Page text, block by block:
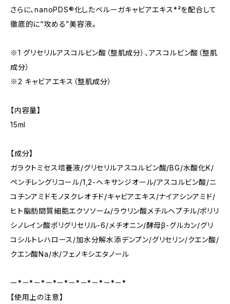
さらに、nanoPDS®化したベルーガキャビアエキス*²を配合して
徹底的に“攻める”美容液。
※1 グリセリルアスコルビン酸（整肌成分）、アスコルビン酸（整肌
成分）
※2 キャビアエキス（整肌成分）
【内容量】
15ml
【成分】
ガラクトミセス培養液/グリセリルアスコルビン酸/BG/水酸化K/
ペンチレングリコール/1,2-ヘキサンジオール/アスコルビン酸/ニ
コチンアミドモノヌクレオチド/キャビアエキス/ナイアシンアミド/
ヒト脂肪間質細胞エクソソーム/ラウリン酸メチルヘプチル/ポリリ
シノレイン酸ポリグリセリル-6/メチオニン/酵母β-グルカン/グリ
コシルトレハロース/加水分解水添デンプン/グリセリン/クエン酸/
クエン酸Na/水/フェノキシエタノール
ー*－*－*－*－*－*－*－*－*－*
【使用上の注意】